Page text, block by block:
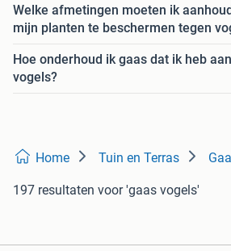
Welke afmetingen moeten ik
mijn planten te beschermen tegen
Hoe onderhoud ik gaas dat ik heb
vogels?
Home Tuin en Terras
197 resultaten voor 'gaas vogels'